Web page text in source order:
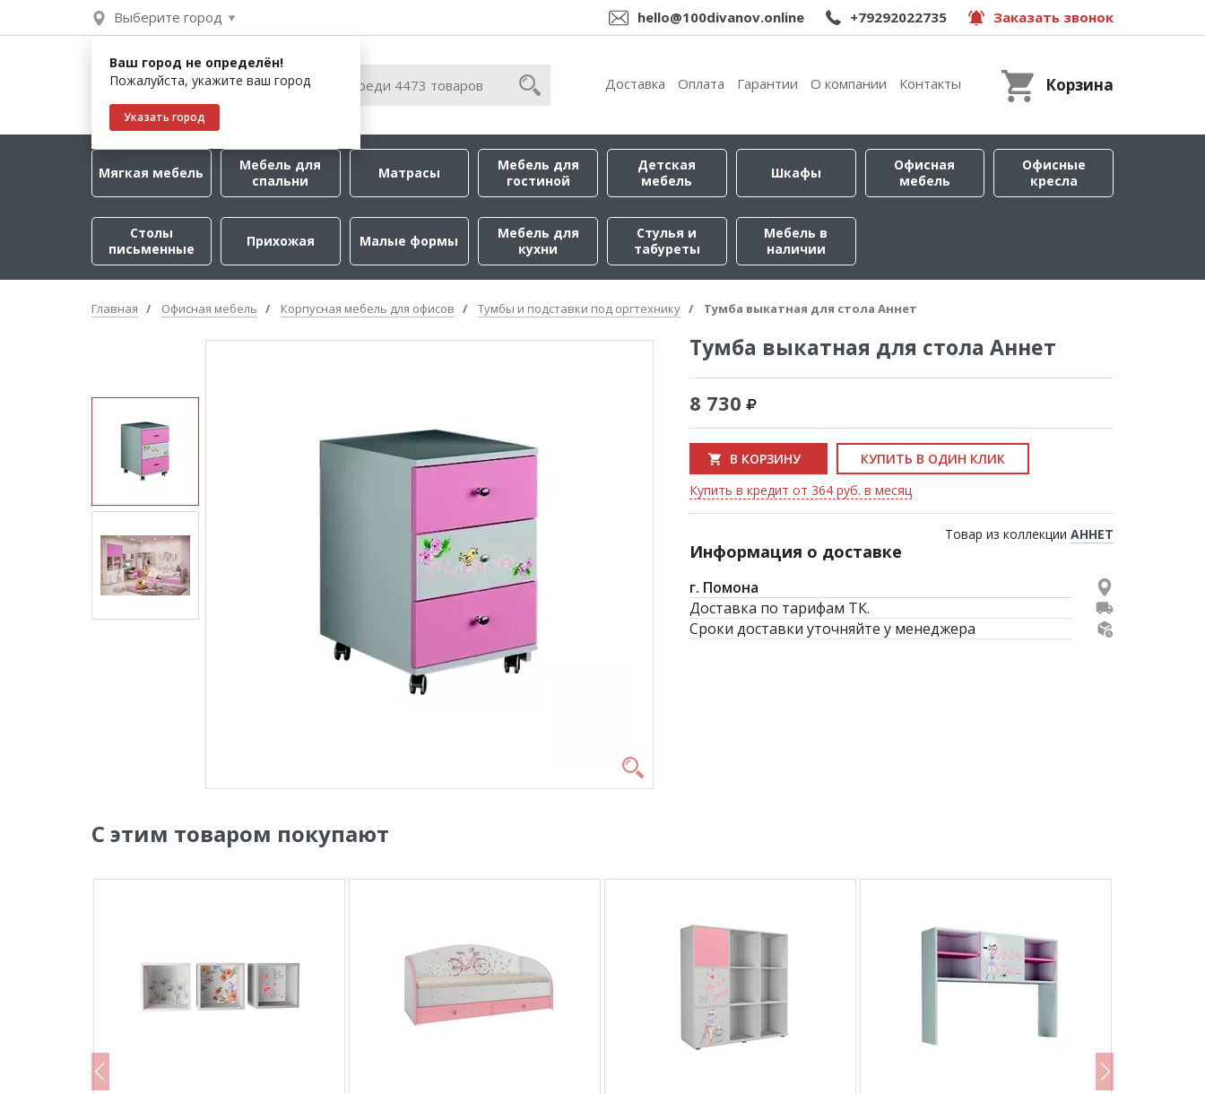
Выберите город
Ваш город не определён!
Пожалуйста, укажите ваш город
Указать город
hello@100divanov.online +79292022735 Заказать звонок
Доставка Оплата Гарантии О компании Контакты Корзина
Мягкая мебель
Мебель для
спальни
Матрасы
Мебель для
гостиной
Детская
мебель
Шкафы
Офисная
мебель
Офисные
кресла
Столы
письменные
Прихожая Малые формы
Мебель для
кухни
Стулья и
табуреты
Мебель в
наличии
Главная Офисная мебель Корпусная мебель для офисов Тумбы и подставки под оргтехнику Тумба выкатная для стола Аннет
Тумба выкатная для стола Аннет
8 730
В КОРЗИНУ
КУПИТЬ В ОДИН КЛИК
Купить в кредит от 364 руб. в месяц
Товар из коллекции АННЕТ
Информация о доставке
г. Помона
Доставка по тарифам ТК.
Сроки доставки уточняйте у менеджера
С этим товаром покупают